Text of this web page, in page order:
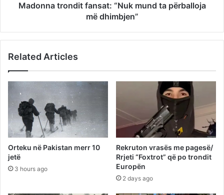
Madonna trondit fansat: “Nuk mund ta përballoja
më dhimbjen”
Related Articles
Orteku në Pakistan merr 10
jetë
3 hours ago
Rekruton vrasës me pagesë/
Rrjeti “Foxtrot” që po trondit
Europën
2 days ago